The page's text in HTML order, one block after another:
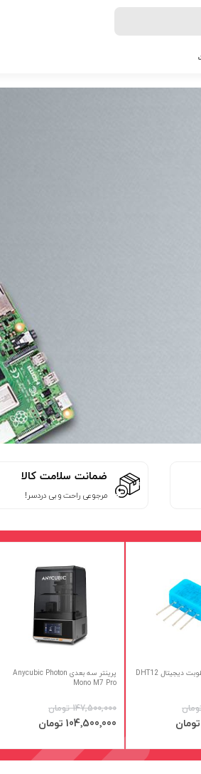
ضمانت سلامت کالا
مرجوعی راحت و بی دردسر!
سنسور دما و رطوبت دیجیتال DHT12
سبد
پرینتر سه بعدی Anycubic Photon
Mono M7 Pro
‎147٬500٬000 تومان
قیمت
‎104٬500٬000 تومان
افزودن به سبد